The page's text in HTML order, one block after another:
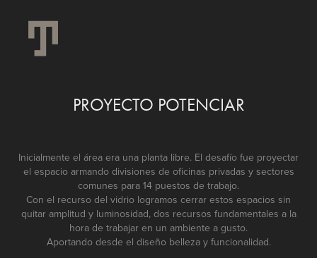
PROYECTO POTENCIAR
Inicialmente el área era una planta libre. El desafío fue proyectar
el espacio armando divisiones de oficinas privadas y sectores
comunes para 14 puestos de trabajo.
Con el recurso del vidrio logramos cerrar estos espacios sin
quitar amplitud y luminosidad, dos recursos fundamentales a la
hora de trabajar en un ambiente a gusto.
Aportando desde el diseño belleza y funcionalidad.